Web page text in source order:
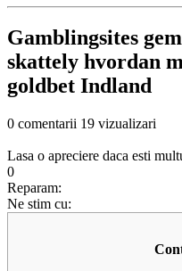
Gamblingsites
skattely hvordan
goldbet Indland
0 comentarii 19 vizualizari
Lasa o apreciere daca esti
0
Reparam:
Ne stim cu: